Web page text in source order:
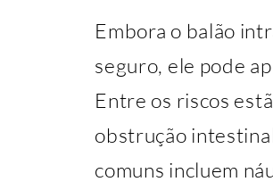
Embora o balão
seguro, ele pode
Entre os riscos
obstrução
comuns incluem